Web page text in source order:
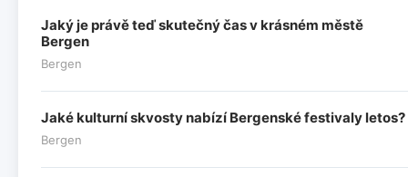
Jaký je právě teď skutečný čas v krásném městě
Bergen
Bergen
Jaké kulturní skvosty nabízí Bergenské festivaly letos?
Bergen